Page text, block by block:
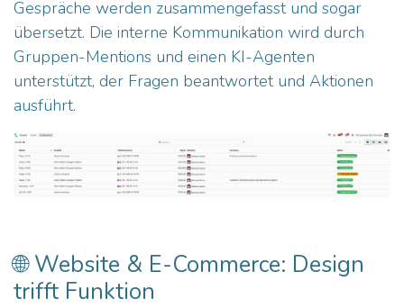
Gespräche werden zusammengefasst und sogar
übersetzt. Die interne Kommunikation wird durch
Gruppen-Mentions und einen KI-Agenten
unterstützt, der Fragen beantwortet und Aktionen
ausführt.
🌐 Website & E-Commerce: Design
trifft Funktion